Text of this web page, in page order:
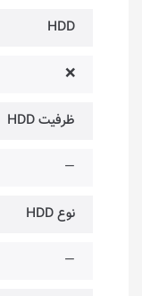
HDD
❌
ظرفیت HDD
—
نوع HDD
—